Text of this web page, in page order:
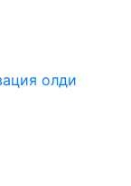
олди